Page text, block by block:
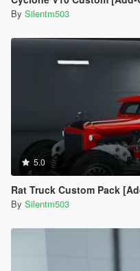
By Silentm503
5.0
Rat Truck Custom Pack [Add-
By Silentm503